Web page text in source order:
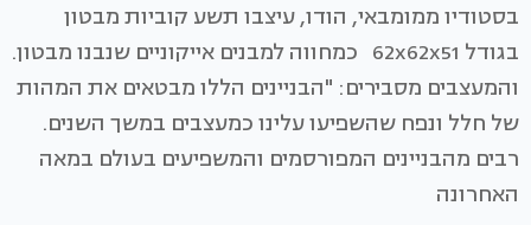
בסטודיו ממומבאי, הודו, עיצבו תשע קוביות מבטון
בגודל 62x62x51 כמחווה למבנים אייקוניים שנבנו מבטון.
והמעצבים מסבירים: "הבניינים הללו מבטאים את המהות
של חלל ונפח שהשפיעו עלינו כמעצבים במשך השנים.
רבים מהבניינים המפורסמים והמשפיעים בעולם במאה
האחרונה